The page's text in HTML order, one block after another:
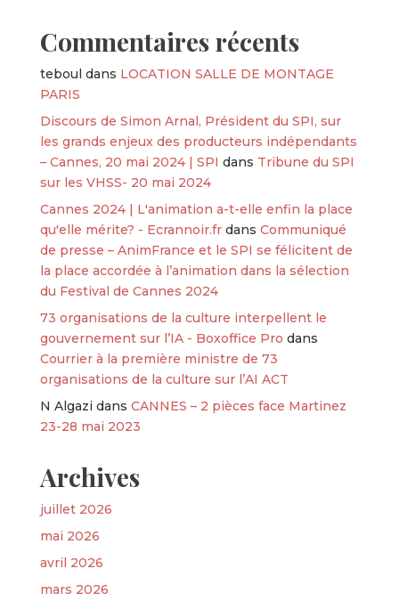
Commentaires récents
teboul dans LOCATION SALLE DE MONTAGE
PARIS
Discours de Simon Arnal, Président du SPI, sur
les grands enjeux des producteurs indépendants
– Cannes, 20 mai 2024 | SPI dans Tribune du SPI
sur les VHSS- 20 mai 2024
Cannes 2024 | L'animation a-t-elle enfin la place
qu'elle mérite? - Ecrannoir.frdans Communiqué
de presse – AnimFrance et le SPI se félicitent de
la place accordée à l’animation dans la sélection
du Festival de Cannes 2024
73 organisations de la culture interpellent le
gouvernement sur l’IA - Boxoffice Pro dans
Courrier à la première ministre de 73
organisations de la culture sur l’AI ACT
N Algazi dans CANNES – 2 pièces face Martinez
23-28 mai 2023
Archives
juillet 2026
mai 2026
avril 2026
mars 2026